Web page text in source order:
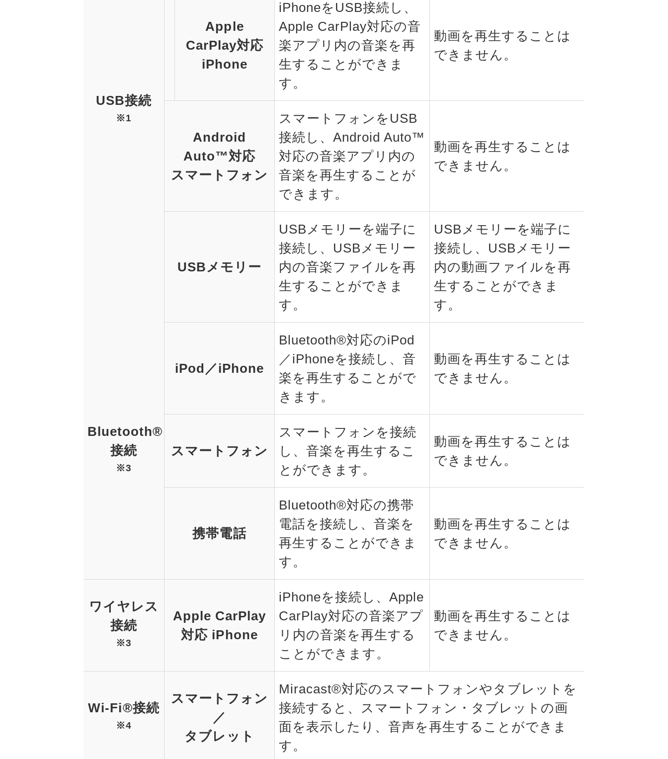
USB接続
※1
Apple
CarPlay対応
iPhone
iPhoneをUSB接続し、
Apple CarPlay対応の音
楽アプリ内の音楽を再
生することができま
す。
動画を再生することは
できません。
Android
Auto™対応
スマートフォン
スマートフォンをUSB
接続し、Android Auto™
対応の音楽アプリ内の
音楽を再生することが
できます。
動画を再生することは
できません。
USBメモリー
USBメモリーを端子に
接続し、USBメモリー
内の音楽ファイルを再
生することができま
す。
USBメモリーを端子に
接続し、USBメモリー
内の動画ファイルを再
生することができま
す。
Bluetooth®
接続
※3
iPod／iPhone
Bluetooth®対応のiPod
／iPhoneを接続し、音
楽を再生することがで
きます。
動画を再生することは
できません。
スマートフォン
スマートフォンを接続
し、音楽を再生するこ
とができます。
動画を再生することは
できません。
携帯電話
Bluetooth®対応の携帯
電話を接続し、音楽を
再生することができま
す。
動画を再生することは
できません。
ワイヤレス
接続
※3
Apple CarPlay
対応 iPhone
iPhoneを接続し、Apple
CarPlay対応の音楽アプ
リ内の音楽を再生する
ことができます。
動画を再生することは
できません。
Wi-Fi®接続
※4
スマートフォン
／
タブレット
Miracast®対応のスマートフォンやタブレットを
接続すると、スマートフォン・タブレットの画
面を表示したり、音声を再生することができま
す。